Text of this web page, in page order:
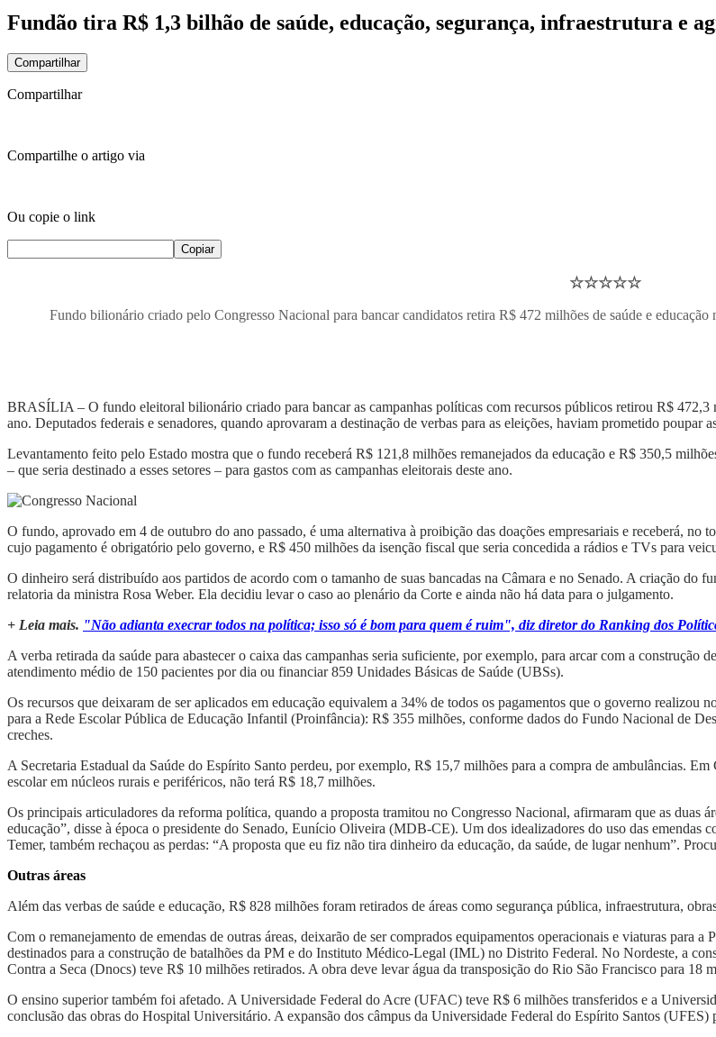
Fundão tira R$ 1,3 bilhão de saúde, educação, segurança, infraestrutura e
Compartilhar
Compartilhar
Compartilhe o artigo via
Ou copie o link
Copiar
☆☆☆☆☆
Fundo bilionário criado pelo Congresso Nacional para bancar candidatos retira R$ 472 milhões de saúde e
BRASÍLIA – O fundo eleitoral bilionário criado para bancar as campanhas políticas com recursos públicos retirou R$ 472,3
ano. Deputados federais e senadores, quando aprovaram a destinação de verbas para as eleições, haviam prometido poupar
Levantamento feito pelo Estado mostra que o fundo receberá R$ 121,8 milhões remanejados da educação e R$ 350,5
– que seria destinado a esses setores – para gastos com as campanhas eleitorais deste ano.
O fundo, aprovado em 4 de outubro do ano passado, é uma alternativa à proibição das doações empresariais e receberá,
cujo pagamento é obrigatório pelo governo, e R$ 450 milhões da isenção fiscal que seria concedida a rádios e TVs para
O dinheiro será distribuído aos partidos de acordo com o tamanho de suas bancadas na Câmara e no Senado. A criação do
relatoria da ministra Rosa Weber. Ela decidiu levar o caso ao plenário da Corte e ainda não há data para o julgamento.
+ Leia mais. "Não adianta execrar todos na política; isso só é bom para quem é ruim", diz diretor do Ranking dos
A verba retirada da saúde para abastecer o caixa das campanhas seria suficiente, por exemplo, para arcar com a
atendimento médio de 150 pacientes por dia ou financiar 859 Unidades Básicas de Saúde (UBSs).
Os recursos que deixaram de ser aplicados em educação equivalem a 34% de todos os pagamentos que o governo realizou
para a Rede Escolar Pública de Educação Infantil (Proinfância): R$ 355 milhões, conforme dados do Fundo Nacional de
creches.
A Secretaria Estadual da Saúde do Espírito Santo perdeu, por exemplo, R$ 15,7 milhões para a compra de ambulâncias.
escolar em núcleos rurais e periféricos, não terá R$ 18,7 milhões.
Os principais articuladores da reforma política, quando a proposta tramitou no Congresso Nacional, afirmaram que as duas
educação”, disse à época o presidente do Senado, Eunício Oliveira (MDB-CE). Um dos idealizadores do uso das
Temer, também rechaçou as perdas: “A proposta que eu fiz não tira dinheiro da educação, da saúde, de lugar nenhum”.
Outras áreas
Além das verbas de saúde e educação, R$ 828 milhões foram retirados de áreas como segurança pública, infraestrutura,
Com o remanejamento de emendas de outras áreas, deixarão de ser comprados equipamentos operacionais e viaturas
destinados para a construção de batalhões da PM e do Instituto Médico-Legal (IML) no Distrito Federal. No Nordeste, a
Contra a Seca (Dnocs) teve R$ 10 milhões retirados. A obra deve levar água da transposição do Rio São Francisco para 18
O ensino superior também foi afetado. A Universidade Federal do Acre (UFAC) teve R$ 6 milhões transferidos e a
conclusão das obras do Hospital Universitário. A expansão dos câmpus da Universidade Federal do Espírito Santos (UFES)